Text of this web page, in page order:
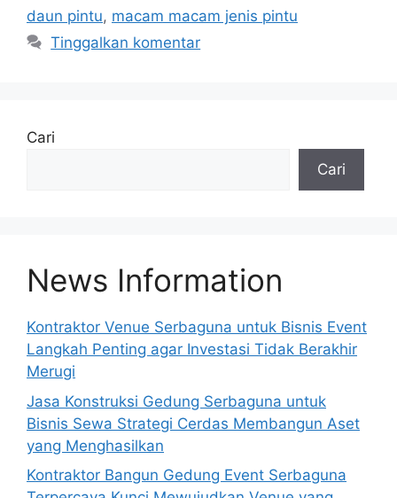
daun pintu, macam macam jenis pintu
Tinggalkan komentar
Cari
Cari
News Information
Kontraktor Venue Serbaguna untuk Bisnis Event
Langkah Penting agar Investasi Tidak Berakhir
Merugi
Jasa Konstruksi Gedung Serbaguna untuk
Bisnis Sewa Strategi Cerdas Membangun Aset
yang Menghasilkan
Kontraktor Bangun Gedung Event Serbaguna